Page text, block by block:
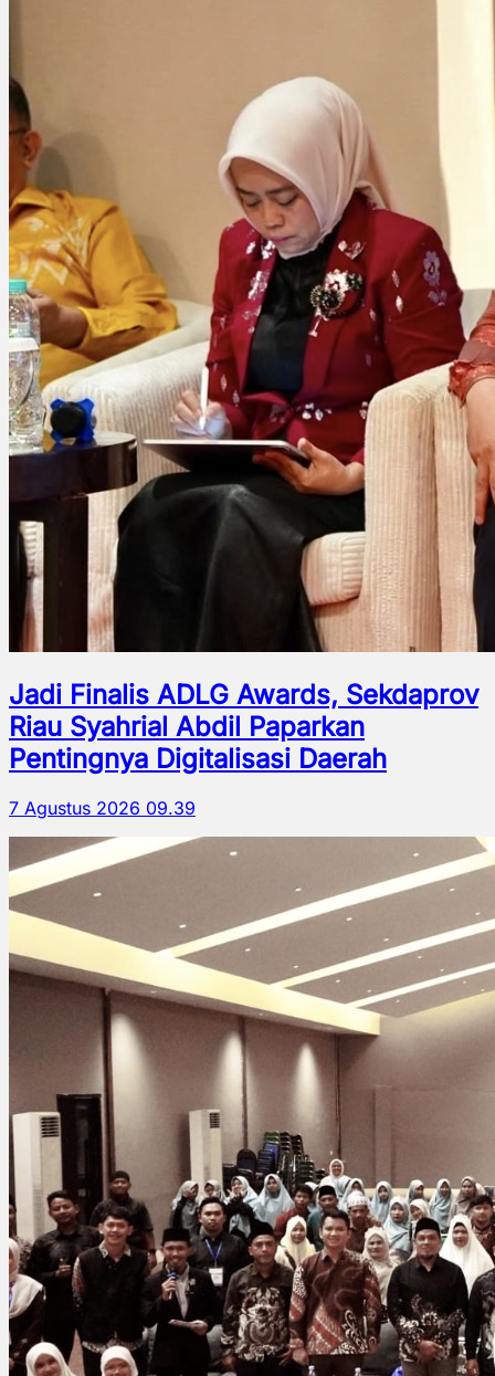
Jadi Finalis ADLG Awards, Sekdaprov
Riau Syahrial Abdil Paparkan
Pentingnya Digitalisasi Daerah
7 Agustus 2026 09.39